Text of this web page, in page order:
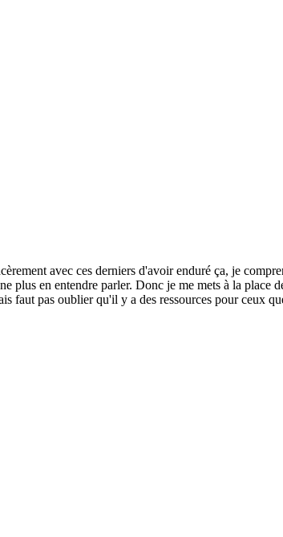
avec ces derniers d'avoir enduré ça, je
en entendre parler. Donc je me mets à la place
faut pas oublier qu'il y a des ressources pour ceux